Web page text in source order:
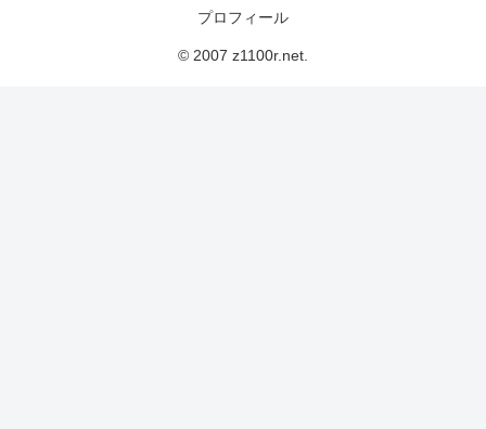
プロフィール
© 2007 z1100r.net.